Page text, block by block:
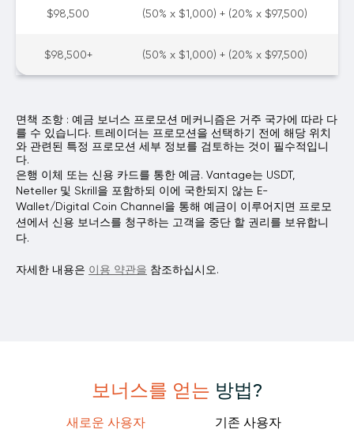
$98,500 (50% x $1,000) + (20% x $97,500)
$98,500+ (50% x $1,000) + (20% x $97,500)
은행 이체 또는 신용 카드를 통한 예금. Vantage는 USDT,
Neteller 및 Skrill을 포함하되 이에 국한되지 않는 E-
Wallet/Digital Coin Channel을 통해 예금이 이루어지면 프로모
션에서 신용 보너스를 청구하는 고객을 중단 할 권리를 보유합니
다.
자세한 내용은 이용 약관을 참조하십시오.
면책 조항 : 예금 보너스 프로모션 메커니즘은 거주 국가에 따라 다
를 수 있습니다. 트레이더는 프로모션을 선택하기 전에 해당 위치
와 관련된 특정 프로모션 세부 정보를 검토하는 것이 필수적입니
다.
보너스를 얻는 방법?
새로운 사용자 기존 사용자